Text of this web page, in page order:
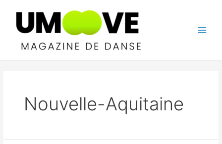
contenu
Nouvelle-Aquitaine